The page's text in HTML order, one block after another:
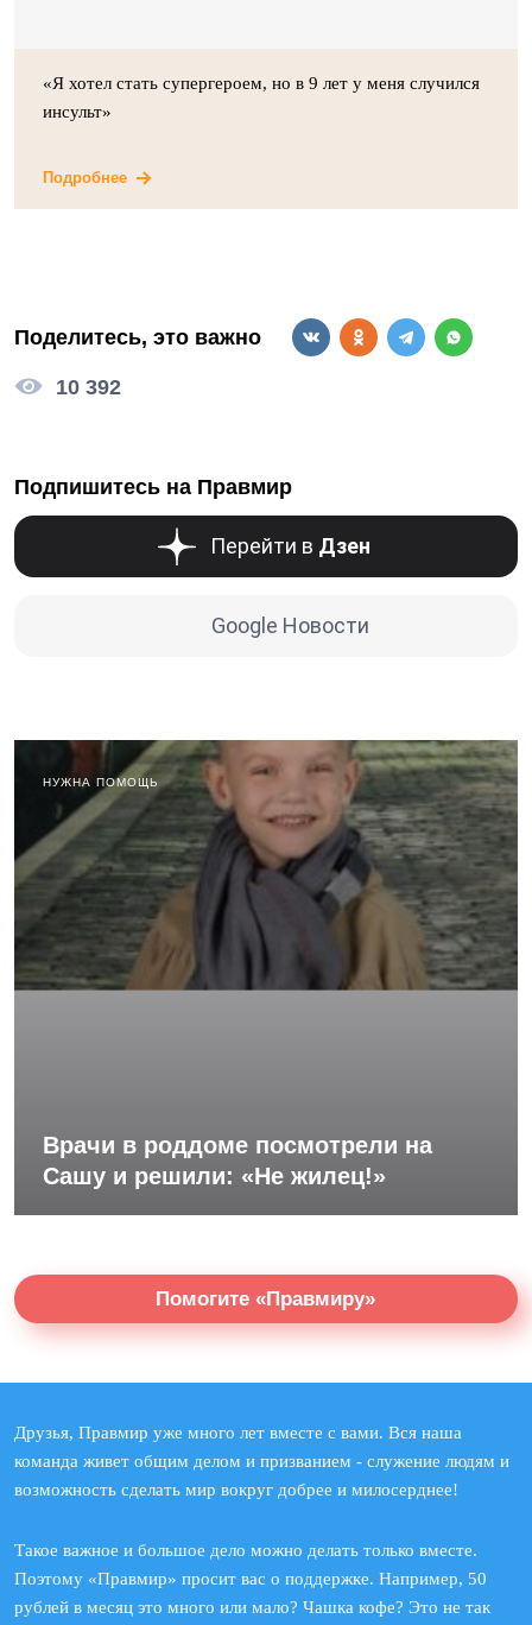
«Я хотел стать супергероем, но в 9 лет у меня случился
инсульт»
Подробнее
Поделитесь, это важно
10 392
Подпишитесь на Правмир
Перейти в Дзен
Google Новости
НУЖНА ПОМОЩЬ
Врачи в роддоме посмотрели на
Сашу и решили: «Не жилец!»
Помогите «Правмиру»
Друзья, Правмир уже много лет вместе с вами. Вся наша
команда живет общим делом и призванием - служение людям и
возможность сделать мир вокруг добрее и милосерднее!
Такое важное и большое дело можно делать только вместе.
Поэтому «Правмир» просит вас о поддержке. Например, 50
рублей в месяц это много или мало? Чашка кофе? Это не так